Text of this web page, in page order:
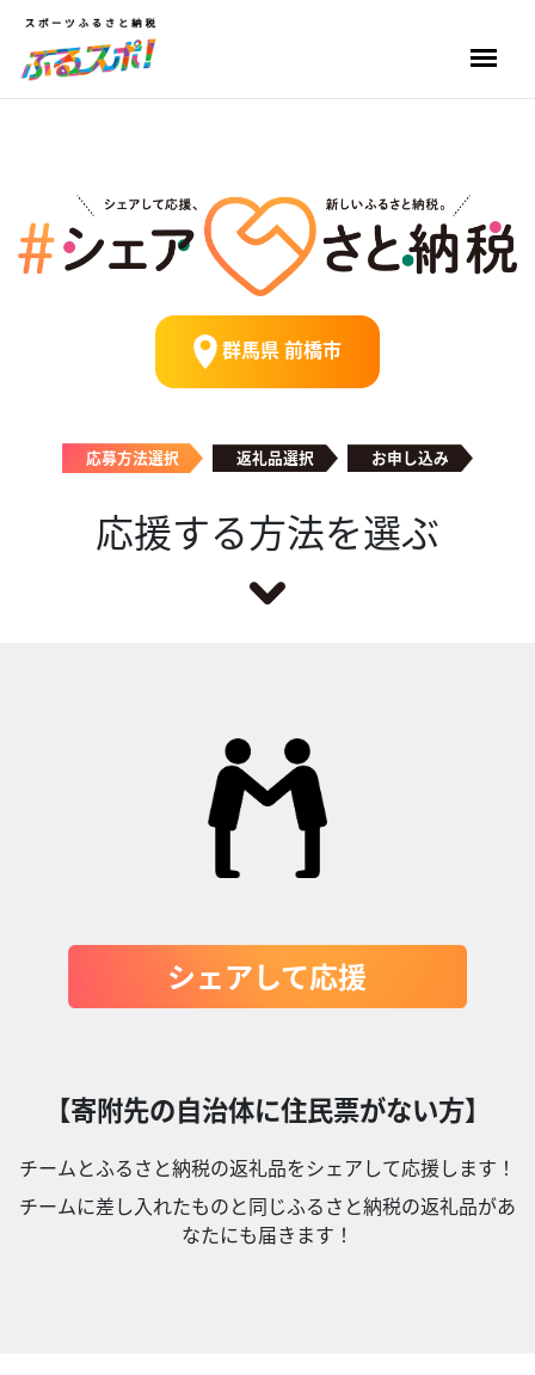
群馬県 前橋市
応募方法選択 返礼品選択 お申し込み
応援する方法を選ぶ
シェアして応援
【寄附先の自治体に住民票がない方】
チームとふるさと納税の返礼品をシェアして応援します！
チームに差し入れたものと同じふるさと納税の返礼品があ
なたにも届きます！